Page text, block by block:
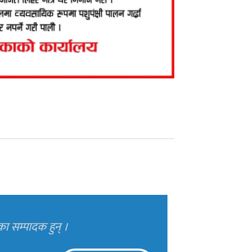
सम्पादक हुन् ।